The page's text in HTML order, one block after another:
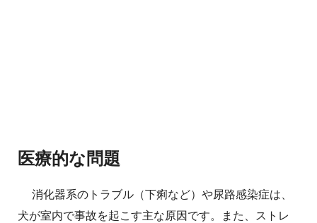
医療的な問題
消化器系のトラブル（下痢など）や尿路感染症は、
犬が室内で事故を起こす主な原因です。また、ストレ